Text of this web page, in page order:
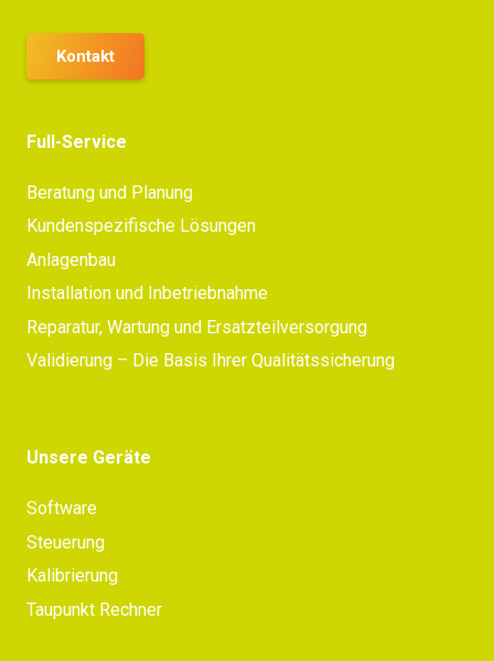
Kontakt
Full-Service
Beratung und Planung
Kundenspezifische Lösungen
Anlagenbau
Installation und Inbetriebnahme
Reparatur, Wartung und Ersatzteilversorgung
Validierung – Die Basis Ihrer Qualitätssicherung
Unsere Geräte
Software
Steuerung
Kalibrierung
Taupunkt Rechner